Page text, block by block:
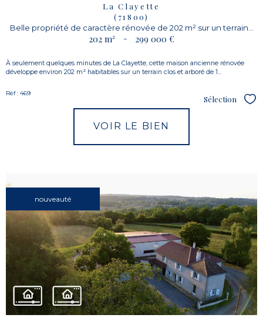
La Clayette
(71800)
Belle propriété de caractère rénovée de 202 m² sur un terrain...
202 m² - 299 000 €
À seulement quelques minutes de La Clayette, cette maison ancienne rénovée
développe environ 202 m² habitables sur un terrain clos et arboré de 1...
Réf : 469
Sélection
VOIR LE BIEN
nouveauté